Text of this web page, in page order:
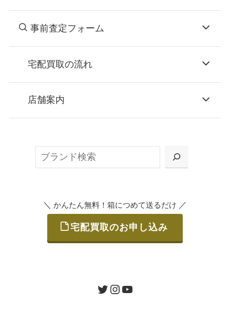
事前査定フォーム
宅配買取の流れ
お申込み
または梱包材不要の「集荷申込」からお選び
ご発送
店舗案内
＼ かんたん無料！箱につめて送るだけ ／
宅配買取のお申し込み
ツイッターインスタグラムユーチューブ